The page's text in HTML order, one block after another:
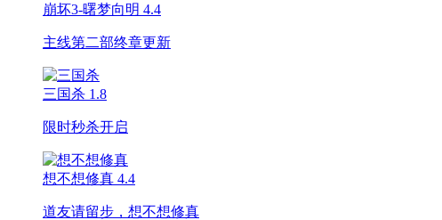
崩坏3-曙梦向明 4.4
主线第二部终章更新
三国杀 1.8
限时秒杀开启
想不想修真 4.4
道友请留步，想不想修真